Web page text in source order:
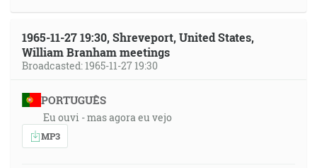
1965-11-27 19:30, Shreveport, United States,
William Branham meetings
Broadcasted: 1965-11-27 19:30
PORTUGUÊS
Eu ouvi - mas agora eu vejo
MP3